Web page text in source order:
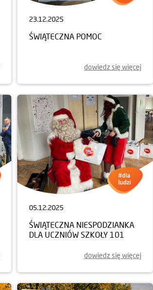
23.12.2025
ŚWIĄTECZNA POMOC
dowiedz się więcej
05.12.2025
ŚWIĄTECZNA NIESPODZIANKA
DLA UCZNIÓW SZKOŁY 101
dowiedz się więcej